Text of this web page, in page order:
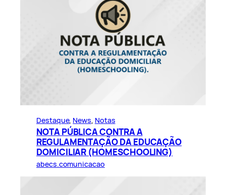
Destaque, News, Notas
NOTA PÚBLICA CONTRA A
REGULAMENTAÇÃO DA EDUCAÇÃO
DOMICILIAR (HOMESCHOOLING)
abecs.comunicacao